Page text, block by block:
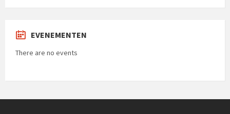
EVENEMENTEN
There are no events